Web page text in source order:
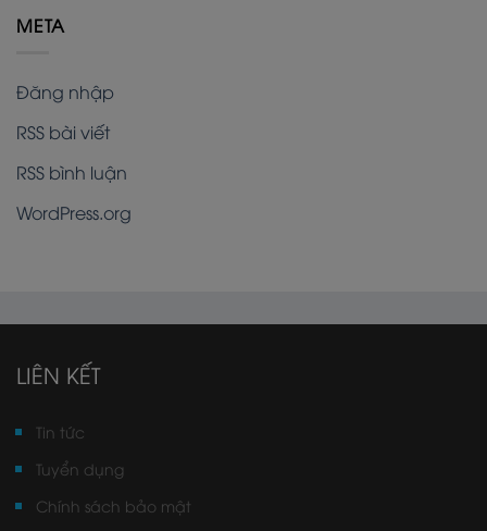
META
Đăng nhập
RSS bài viết
RSS bình luận
WordPress.org
LIÊN KẾT
Tin tức
Tuyển dụng
Chính sách bảo mật